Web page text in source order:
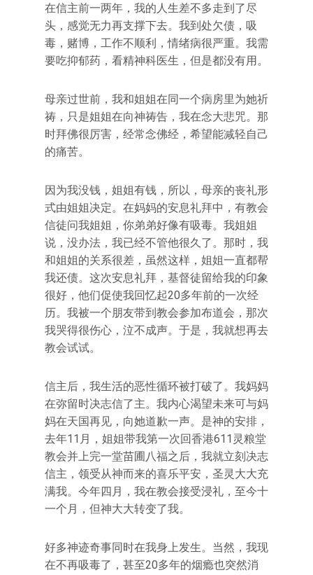
在信主前一两年，我的人生差不多走到了尽
头，感觉无力再支撑下去。我到处欠债，吸
毒，赌博，工作不顺利，情绪病很严重。我需
要吃抑郁药，看精神科医生，但是都没有用。
母亲过世前，我和姐姐在同一个病房里为她祈
祷，只是姐姐在向神祷告，我在念大悲咒。那
时拜佛很厉害，经常念佛经，希望能减轻自己
的痛苦。
因为我没钱，姐姐有钱，所以，母亲的丧礼形
式由姐姐决定。在妈妈的安息礼拜中，有教会
信徒问我姐姐，你弟弟好像有吸毒。我姐姐
说，没办法，我已经不管他很久了。那时，我
和姐姐的关系很差，虽然这样，姐姐一直都帮
我还债。这次安息礼拜，基督徒留给我的印象
很好，他们促使我回忆起20多年前的一次经
历。我被一个朋友带到教会参加布道会，那次
我哭得很伤心，泣不成声。于是，我就想再去
教会试试。
信主后，我生活的恶性循环被打破了。我妈妈
在弥留时决志信了主。我内心渴望未来可与妈
妈在天国再见，向她道歉一声。是神的安排，
去年11月，姐姐带我第一次回香港611灵粮堂
教会并上完一堂苗圃八福之后，我就立刻决志
信主，领受从神而来的喜乐平安，圣灵大大充
满我。今年四月，我在教会接受浸礼，至今十
一个月，但神大大转变了我。
好多神迹奇事同时在我身上发生。当然，我现
在不再吸毒了，甚至20多年的烟瘾也突然消